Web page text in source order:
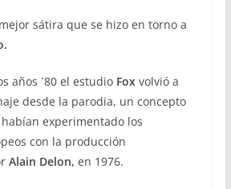
sátira que se hizo en torno a
años ´80 el estudio Foxvolvió a
desde la parodia, un concepto
experimentado los
con la producción
Alain Delon, en 1976.